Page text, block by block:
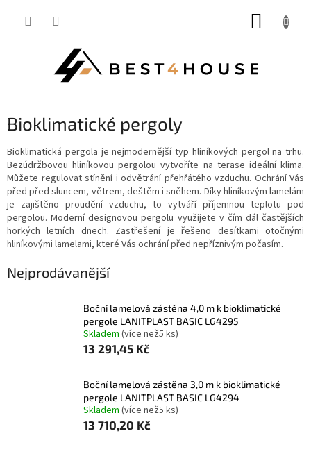
Bioklimatické pergoly
Bioklimatická pergola je nejmodernější typ hliníkových pergol na trhu.
Bezúdržbovou hliníkovou pergolou vytvoříte na terase ideální klima.
Můžete regulovat stínění i odvětrání přehřátého vzduchu. Ochrání Vás
před před sluncem, větrem, deštěm i sněhem. Díky hliníkovým lamelám
je zajištěno proudění vzduchu, to vytváří příjemnou teplotu pod
pergolou. Moderní designovou pergolu využijete v čím dál častějších
horkých letních dnech. Zastřešení je řešeno desítkami otočnými
hliníkovými lamelami, které Vás ochrání před nepříznivým počasím.
Nejprodávanější
boční lamelová zástěna 4,0 m k bioklimatické
pergole LANITPLAST BASIC LG4295
Skladem (více než5 ks)
13 291,45 Kč
boční lamelová zástěna 3,0 m k bioklimatické
pergole LANITPLAST BASIC LG4294
Skladem (více než5 ks)
13 710,20 Kč